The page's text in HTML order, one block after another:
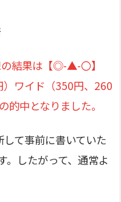
結果は【◎-▲-〇】
ワイド（350円、260
中となりました。
て事前に書いていた
したがって、通常よ